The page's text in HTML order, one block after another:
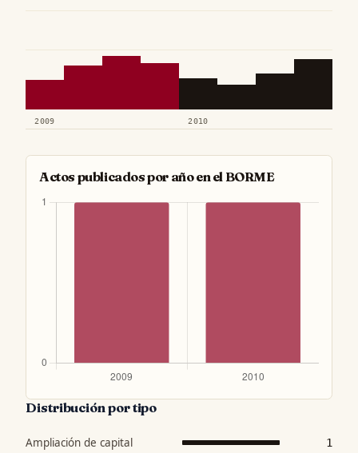
2009 2010
Actos publicados por año en el BORME
Distribución por tipo
Ampliación de capital 1